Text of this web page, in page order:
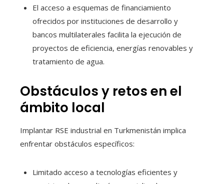
El acceso a esquemas de financiamiento
ofrecidos por instituciones de desarrollo y
bancos multilaterales facilita la ejecución de
proyectos de eficiencia, energías renovables y
tratamiento de agua.
Obstáculos y retos en el
ámbito local
Implantar RSE industrial en Turkmenistán implica
enfrentar obstáculos específicos:
Limitado acceso a tecnologías eficientes y